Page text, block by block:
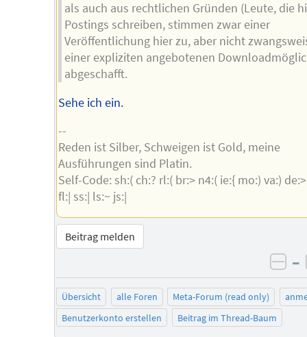
als auch aus rechtlichen Gründen (Leute, die
Postings schreiben, stimmen zwar einer
Veröffentlichung hier zu, aber nicht
einer expliziten angebotenen
abgeschafft.
Sehe ich ein.
--
Reden ist Silber, Schweigen ist Gold, meine
Ausführungen sind Platin.
Self-Code: sh:( ch:? rl:( br:> n4:( ie:{ mo:) va:)
fl:| ss:| ls:~ js:|
Beitrag melden
–
Übersicht alle Foren Meta-Forum (read only)
Benutzerkonto erstellen
Beitrag im Thread-Baum